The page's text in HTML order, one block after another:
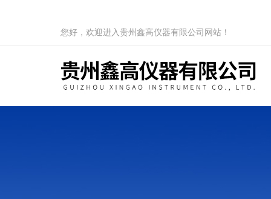
您好，欢迎进入贵州鑫高仪器有限公司网站！